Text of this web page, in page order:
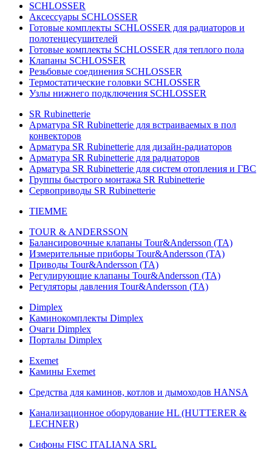
SCHLOSSER
Аксессуары SCHLOSSER
Готовые комплекты SCHLOSSER для радиаторов и
полотенцесушителей
Готовые комплекты SCHLOSSER для теплого пола
Клапаны SCHLOSSER
Резьбовые соединения SCHLOSSER
Термостатические головки SCHLOSSER
Узлы нижнего подключения SCHLOSSER
SR Rubinetterie
Арматура SR Rubinetterie для встраиваемых в пол
конвекторов
Арматура SR Rubinetterie для дизайн-радиаторов
Арматура SR Rubinetterie для радиаторов
Арматура SR Rubinetterie для систем отопления и ГВС
Группы быстрого монтажа SR Rubinetterie
Сервоприводы SR Rubinetterie
TIEMME
TOUR & ANDERSSON
Балансировочные клапаны Tour&Andersson (TA)
Измерительные приборы Tour&Andersson (TA)
Приводы Tour&Andersson (TA)
Регулирующие клапаны Tour&Andersson (TA)
Регуляторы давления Tour&Andersson (TA)
Dimplex
Каминокомплекты Dimplex
Очаги Dimplex
Порталы Dimplex
Exemet
Камины Exemet
Средства для каминов, котлов и дымоходов HANSA
Канализационное оборудование HL (HUTTERER &
LECHNER)
Сифоны FISC ITALIANA SRL